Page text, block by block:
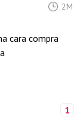
2M
cara compra
1